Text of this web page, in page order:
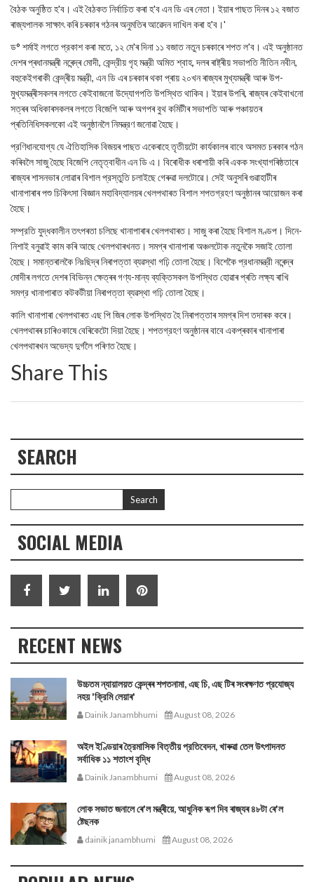
বৈঠক অনুষ্ঠিত হ'ব। এই বৈঠকত নির্বাচিত কৰা হ'ব এন ডি এৰ নেতা। ইয়াৰ পাছত দিনৰ ১২ বজাত
ৰাজ্যপালক সাক্ষাৎ কৰি চৰকাৰ গঠনৰ অনুমতিৰ আৱেদন দাখিল কৰা হ'ব।'
ড° শৰ্মাই লগতে প্রকাশ কৰা মতে, ১২ মে'ৰ দিনা ১১ বজাত নতুন চৰকাৰে শপত ল'ব। এই অনুষ্ঠানত
দেশৰ প্ৰধানমন্ত্ৰী নৰেন্দ্ৰ মোদী, কেন্দ্রীয় গৃহ মন্ত্রী অমিত শ্বাহ, দলৰ ৰাষ্ট্ৰীয় সভাপতি নীতিন নবীন,
বহুকেইগৰাকী কেন্দ্ৰীয় মন্ত্রী, এন ডি এৰ চৰকাৰ থকা প্ৰায় ২০খন ৰাজ্যৰ মুখ্যমন্ত্ৰী আৰু উপ-
মুখ্যমন্ত্ৰীসকলৰ লগতে কেইবাজনো উদ্যোগপতি উপস্থিত থাকিব। ইয়াৰ উপৰি, ৰাজ্যৰ কেইবাখনো
সত্ৰৰ অধিকাৰসকলৰ লগতে বিজেপি আৰু অগপৰ বুথ কমিটীৰ সভাপতি আৰু পঞ্চায়তৰ
প্ৰতিনিধিসকলকো এই অনুষ্ঠানলৈ নিমন্ত্রণ জনোৱা হৈছে।
প্রণিধানযোগ্য যে ঐতিহাসিক বিজয়ৰ পাছত একেৰাহে তৃতীয়টো কাৰ্যকালৰ বাবে অসমত চৰকাৰ গঠন
কৰিবলৈ সাজু হৈছে বিজেপি নেতৃত্বাধীন এন ডি এ। বিৰোধীক ধৰাশায়ী কৰি একক সংখ্যাগৰিষ্ঠতাৰে
ৰাজ্যৰ শাসনভাৰ লোৱাৰ বিশাল প্রস্তুতি চলাইছে গেৰুৱা দলটোৱে। সেই অনুসৰি গুৱাহাটীৰ
খানাপাৰাৰ পশু চিকিৎসা বিজ্ঞান মহাবিদ্যালয়ৰ খেলপথাৰত বিশাল শপতগ্রহণ অনুষ্ঠানৰ আয়োজন কৰা
হৈছে।
সম্প্রতি যুদ্ধকালীন তৎপৰতা চলিছে খানাপাৰাৰ খেলপথাৰত। সাজু কৰা হৈছে বিশাল মণ্ডপ। দিনে-
নিশাই বনুৱাই কাম কৰি আছে খেলপথাৰখনত। সমগ্ৰ খানাপাৰা অঞ্চলটোক নতুনকৈ সজাই তোলা
হৈছে। সমান্তৰালকৈ নিঃছিদ্ৰ নিৰাপত্তা ব্যৱস্থা গঢ়ি তোলা হৈছে। বিশেকৈ প্রধানমন্ত্রী নৰেন্দ্ৰ
মোদীৰ লগতে দেশৰ বিভিন্ন ক্ষেত্ৰৰ গণ্য-মান্য ব্যক্তিসকল উপস্থিত হোৱাৰ প্ৰতি লক্ষ্য ৰাখি
সমগ্র খানাপাৰাত কটকটীয়া নিৰাপত্তা ব্যৱস্থা গঢ়ি তোলা হৈছে।
কালি খানাপাৰা খেলপথাৰত এছ পি জিৰ লোক উপস্থিত হৈ নিৰাপত্তাৰ সমগ্ৰ দিশ তদাৰক কৰে।
খেলপথাৰৰ চাৰিওকাষে বেৰিকেটো দিয়া হৈছে। শপতগ্রহণ অনুষ্ঠানৰ বাবে একপ্ৰকাৰ খানাপাৰা
খেলপথাৰখন অভেদ্য দুৰ্গলৈ পৰিণত হৈছে।
Share This
SEARCH
SOCIAL MEDIA
RECENT NEWS
উচ্চতম ন্যায়ালয়ত কেন্দ্ৰৰ শপতনামা, এছ চি, এছ টিৰ সংৰক্ষণত প্রযোজ্য
নহয় 'ক্রিমি লেয়াৰ'
Dainik Janambhumi August 08, 2026
অইল ইণ্ডিয়াৰ ত্রৈমাসিক বিত্তীয় প্রতিবেদন, খাৰুৱা তেল উৎপাদনত
সর্বাধিক ১১ শতাংশ বৃদ্ধি
Dainik Janambhumi August 08, 2026
লোক সভাত জনালে ৰে'ল মন্ত্ৰীয়ে, আধুনিক ৰূপ দিব ৰাজ্যৰ ৪৮টা ৰে'ল
ষ্টেছনক
dainik janambhumi August 08, 2026